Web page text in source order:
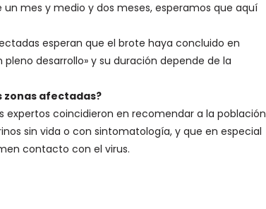
mes y medio y dos meses, esperamos que aquí
esperan que el brote haya concluido en
desarrollo» y su duración depende de la
zonas afectadas?
expertos coincidieron en recomendar a la población
sin vida o con sintomatología, y que en especial
contacto con el virus.